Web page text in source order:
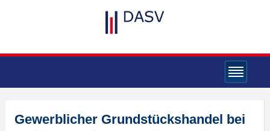
Gewerblicher Grundstückshandel bei